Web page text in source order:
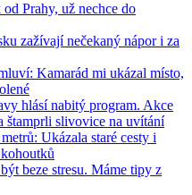
Prahy, už nechce do
zažívají nečekaný nápor i za
Kamarád mi ukázal místo,
hlásí nabitý program. Akce
štamprli slivovice na uvítání
Ukázala staré cesty i
beze stresu. Máme tipy z